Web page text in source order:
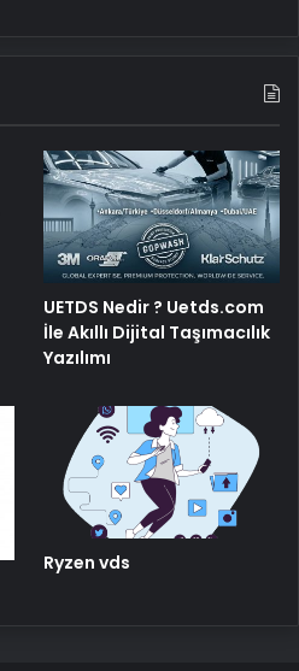
UETDS Nedir ? Uetds.com
İle Akıllı Dijital Taşımacılık
Yazılımı
Ryzen vds